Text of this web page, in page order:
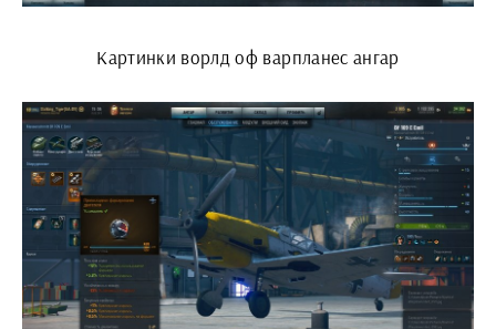
Картинки ворлд оф варпланес ангар